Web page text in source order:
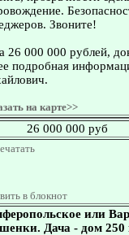
Звоните!
26 000 000 рублей,
подробная
на карте>>
26 000 000 руб
в блокнот
или
Дача - дом 250